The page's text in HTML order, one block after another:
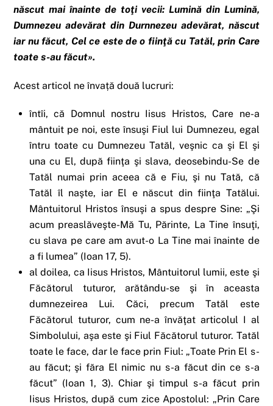
născut mai înainte de toţi vecii: Lumină din Lumină,
Dumnezeu adevărat din Durnnezeu adevărat, născut
iar nu făcut, Cel ce este de o fiinţă cu Tatăl, prin Care
toate s-au făcut».
Acest articol ne învață două lucruri:
întîi, că Domnul nostru Iisus Hristos, Care ne-a
mântuit pe noi, este însuşi Fiul lui Dumnezeu, egal
întru toate cu Dumnezeu Tatăl, veşnic ca şi El şi
una cu El, după fiinţa şi slava, deosebindu-Se de
Tatăl numai prin aceea că e Fiu, şi nu Tată, că
Tatăl îl naşte, iar El e născut din fiinţa Tatălui.
Mântuitorul Hristos însuşi a spus despre Sine: „Şi
acum preaslăveşte-Mă Tu, Părinte, La Tine însuţi,
cu slava pe care am avut-o La Tine mai înainte de
a fi lumea” (Ioan 17, 5).
al doilea, ca Iisus Hristos, Mântuitorul lumii, este şi
Făcătorul tuturor, arătându-se şi în aceasta
dumnezeirea Lui. Căci, precum Tatăl este
Făcătorul tuturor, cum ne-a învăţat articolul I al
Simbolului, aşa este şi Fiul Făcătorul tuturor. Tatăl
toate le face, dar le face prin Fiul: „Toate Prin El s-
au făcut; şi făra El nimic nu s-a făcut din ce s-a
făcut” (Ioan 1, 3). Chiar şi timpul s-a făcut prin
Iisus Hristos, după cum zice Apostolul: „Prin Care